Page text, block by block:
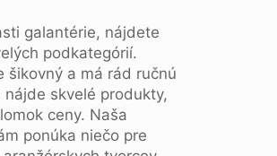
galantérie, nájdete
podkategórií.
šikovný a má rád ručnú
nájde skvelé produkty,
ceny. Naša
ponúka niečo pre